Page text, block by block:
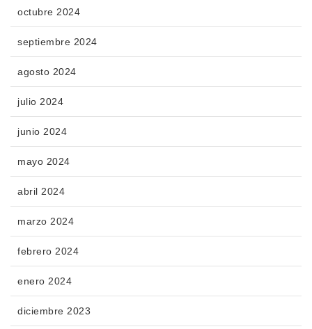
octubre 2024
septiembre 2024
agosto 2024
julio 2024
junio 2024
mayo 2024
abril 2024
marzo 2024
febrero 2024
enero 2024
diciembre 2023